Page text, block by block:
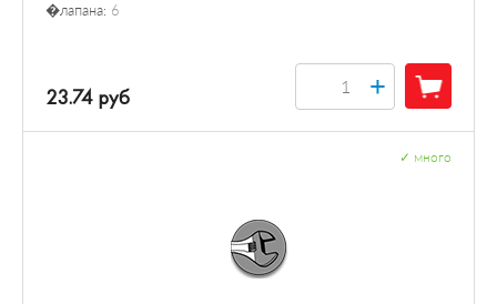
�лапана: 6
23.74 руб +
много